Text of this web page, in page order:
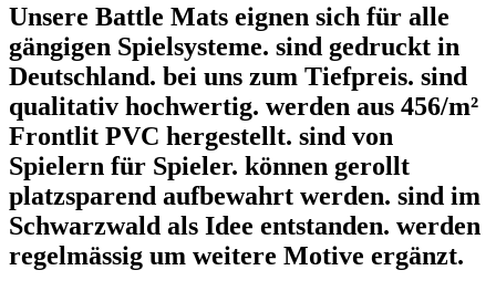
Unsere Battle Mats eignen sich für alle
gängigen Spielsysteme. sind gedruckt in
Deutschland. bei uns zum Tiefpreis. sind
qualitativ hochwertig. werden aus 456/m²
Frontlit PVC hergestellt. sind von
Spielern für Spieler. können gerollt
platzsparend aufbewahrt werden. sind im
Schwarzwald als Idee entstanden. werden
regelmässig um weitere Motive ergänzt.